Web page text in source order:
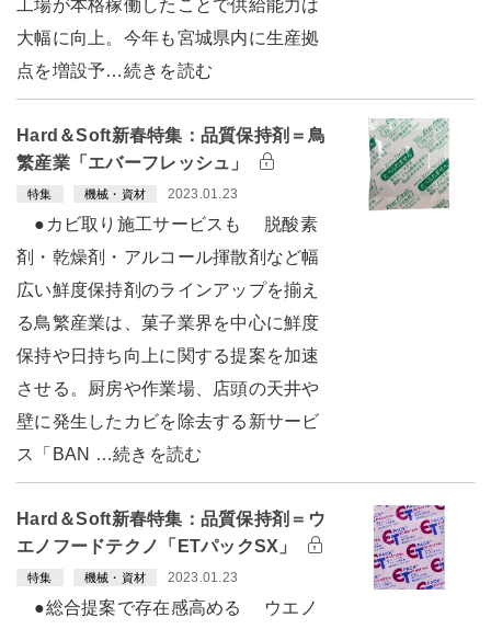
工場が本格稼働したことで供給能力は
大幅に向上。今年も宮城県内に生産拠
点を増設予…続きを読む
Hard＆Soft新春特集：品質保持剤＝鳥
繁産業「エバーフレッシュ」
特集 機械・資材 2023.01.23
●カビ取り施工サービスも 脱酸素
剤・乾燥剤・アルコール揮散剤など幅
広い鮮度保持剤のラインアップを揃え
る鳥繁産業は、菓子業界を中心に鮮度
保持や日持ち向上に関する提案を加速
させる。厨房や作業場、店頭の天井や
壁に発生したカビを除去する新サービ
ス「BAN …続きを読む
Hard＆Soft新春特集：品質保持剤＝ウ
エノフードテクノ「ETパックSX」
特集 機械・資材 2023.01.23
●総合提案で存在感高める ウエノ